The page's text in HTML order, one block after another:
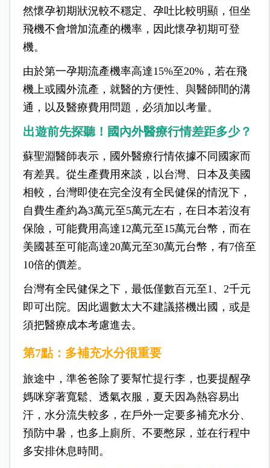
然懷孕初期狀況較不穩定、孕吐比較明顯，但坐
飛機不會增加流產的機率，因此懷孕初期可登
機。
由於第一孕期流產機率高達15%至20%，若在飛
機上或國外流產，就醫的方便性、與醫師間的溝
通，以及醫療費用問題，必須加以考量。
出遊前先探聽！國內外醫療行情差距多少？
蘇聖淵醫師表示，國外醫療行情依據不同國家而
有差異。從生產費用來談，以台灣、日本及美國
相較，台灣即使在完全沒有全民健保的情況下，
自費生產約為3萬元至5萬元左右，在日本若沒有
保險，可能費用高達12萬元至15萬元台幣，而在
美國甚至可能高達20萬元至30萬元台幣，有7倍至
10倍的價差。
台灣有全民健保之下，最低僅數百元至1、2千元
即可出院。因此週數太大不建議搭機出國，或是
須把醫療成本考慮進去。
第7點：多補充水分很重要
旅途中，準爸爸除了要幫忙提行李，也要提醒孕
媽咪穿著寬鬆、透氣衣服，夏天因為熱容易出
汗，水分流失較多，在戶外一定要多補充水分、
預防中暑，也多上廁所、不要憋尿，並在行程中
多安排休息時間。